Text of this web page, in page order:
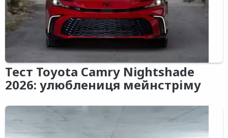
Тест Toyota Camry Nightshade
2026: улюблениця мейнстріму